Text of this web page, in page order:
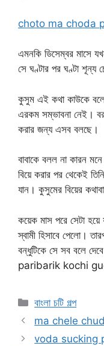
choto ma choda
এমনকি ডিসেম্বর মাসে
সে ঘণ্টার পর ঘণ্টা শূন্য
কুসুম এই কথা কাউকে
এরকম সম্ভাবনা নেই।
করার জন্য এসব বলছে।
বাবাকে বলল না কারন
বিয়ে করার পর থেকেই
যান। কুসুমের বিয়ের
কয়েক মাস পরে সেটা
স্বামী হিসাবে পেলো।
বন্ধুটিকে সে সব বলে
paribarik kochi
Categories
বাংলা চটি গল্প
ma chele
voda sucking